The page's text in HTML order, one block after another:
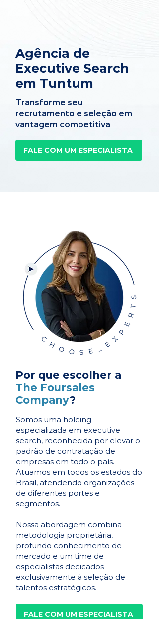
Agência de
Executive Search
em Tuntum
Transforme seu
recrutamento e seleção em
vantagem competitiva
FALE COM UM ESPECIALISTA
Por que escolher a
The Foursales
Company?
Somos uma holding
especializada em executive
search, reconhecida por elevar o
padrão de contratação de
empresas em todo o país.
Atuamos em todos os estados do
Brasil, atendendo organizações
de diferentes portes e
segmentos.
Nossa abordagem combina
metodologia proprietária,
profundo conhecimento de
mercado e um time de
especialistas dedicados
exclusivamente à seleção de
talentos estratégicos.
FALE COM UM ESPECIALISTA